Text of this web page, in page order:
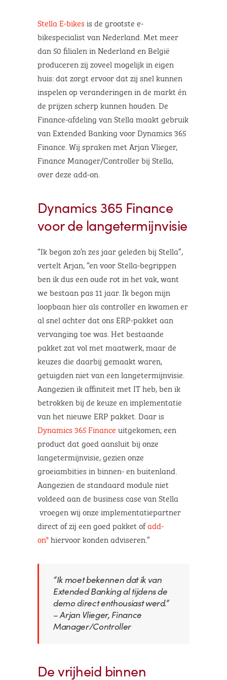
Stella E-bikesis de grootste e-
bikespecialist van Nederland. Met meer
dan 50 filialen in Nederland en België
produceren zij zoveel mogelijk in eigen
huis: dat zorgt ervoor dat zij snel kunnen
inspelen op veranderingen in de markt én
de prijzen scherp kunnen houden. De
Finance-afdeling van Stella maakt gebruik
van Extended Banking voor Dynamics 365
Finance. Wij spraken met Arjan Vlieger,
Finance Manager/Controller bij Stella,
over deze add-on.
Dynamics 365 Finance
voor de langetermijnvisie
“Ik begon zo’n zes jaar geleden bij Stella”,
vertelt Arjan, “en voor Stella-begrippen
ben ik dus een oude rot in het vak, want
we bestaan pas 11 jaar. Ik begon mijn
loopbaan hier als controller en kwamen er
al snel achter dat ons ERP-pakket aan
vervanging toe was. Het bestaande
pakket zat vol met maatwerk, maar de
keuzes die daarbij gemaakt waren,
getuigden niet van een langetermijnvisie.
Aangezien ik affiniteit met IT heb, ben ik
betrokken bij de keuze en implementatie
van het nieuwe ERP pakket. Daar is
Dynamics 365 Finance uitgekomen; een
product dat goed aansluit bij onze
langetermijnvisie, gezien onze
groeiambities in binnen- en buitenland.
Aangezien de standaard module niet
voldeed aan de business case van Stella
vroegen wij onze implementatiepartner
direct of zij een goed pakket ofadd-
on*hiervoor konden adviseren.”
“Ik moet bekennen dat ik van
Extended Banking al tijdens de
demo direct enthousiast werd.”
– Arjan Vlieger, Finance
Manager/Controller
De vrijheid binnen